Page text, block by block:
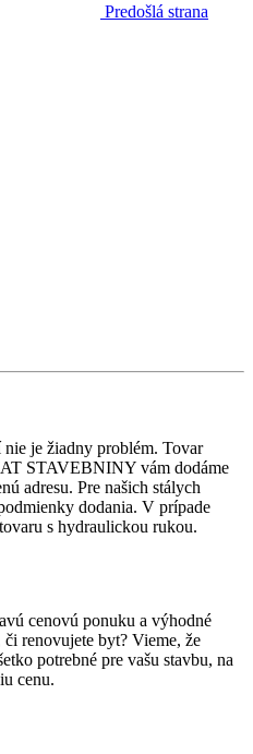
Predošlá strana
je žiadny problém. Tovar
STAVEBNINY vám dodáme
adresu. Pre našich stálych
dodania. V prípade
s hydraulickou rukou.
cenovú ponuku a výhodné
renovujete byt? Vieme, že
potrebné pre vašu stavbu, na
cenu.